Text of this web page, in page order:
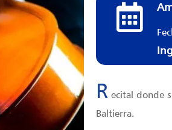
R ecital donde
Baltierra.